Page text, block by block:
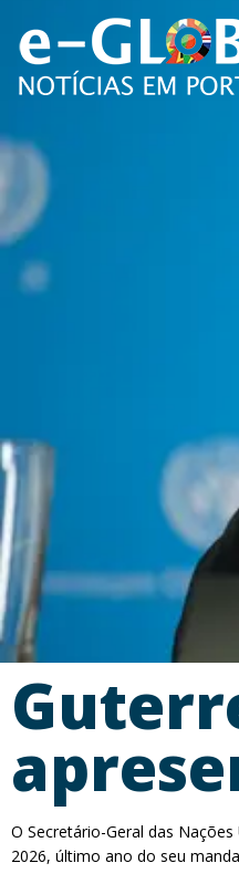
O Secretário-Geral das
2026, último ano do seu